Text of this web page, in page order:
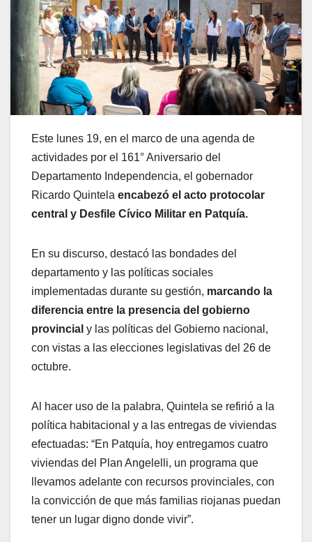
Este lunes 19, en el marco de una agenda de
actividades por el 161° Aniversario del
Departamento Independencia, el gobernador
Ricardo Quintela encabezó el acto protocolar
central y Desfile Cívico Militar en Patquía.
En su discurso, destacó las bondades del
departamento y las políticas sociales
implementadas durante su gestión, marcando la
diferencia entre la presencia del gobierno
provincial y las políticas del Gobierno nacional,
con vistas a las elecciones legislativas del 26 de
octubre.
Al hacer uso de la palabra, Quintela se refirió a la
política habitacional y a las entregas de viviendas
efectuadas: “En Patquía, hoy entregamos cuatro
viviendas del Plan Angelelli, un programa que
llevamos adelante con recursos provinciales, con
la convicción de que más familias riojanas puedan
tener un lugar digno donde vivir”.